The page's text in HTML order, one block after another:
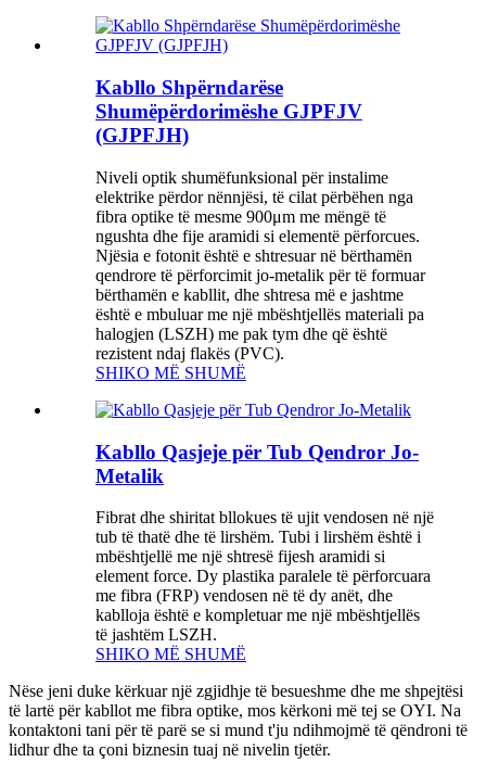
Kabllo Shpërndarëse
Shumëpërdorimëshe GJPFJV
(GJPFJH)
Niveli optik shumëfunksional për instalime
elektrike përdor nënnjësi, të cilat përbëhen nga
fibra optike të mesme 900μm me mëngë të
ngushta dhe fije aramidi si elementë përforcues.
Njësia e fotonit është e shtresuar në bërthamën
qendrore të përforcimit jo-metalik për të formuar
bërthamën e kabllit, dhe shtresa më e jashtme
është e mbuluar me një mbështjellës materiali pa
halogjen (LSZH) me pak tym dhe që është
rezistent ndaj flakës (PVC).
SHIKO MË SHUMË
Kabllo Qasjeje për Tub Qendror Jo-
Metalik
Fibrat dhe shiritat bllokues të ujit vendosen në një
tub të thatë dhe të lirshëm. Tubi i lirshëm është i
mbështjellë me një shtresë fijesh aramidi si
element force. Dy plastika paralele të përforcuara
me fibra (FRP) vendosen në të dy anët, dhe
kablloja është e kompletuar me një mbështjellës
të jashtëm LSZH.
SHIKO MË SHUMË
Nëse jeni duke kërkuar një zgjidhje të besueshme dhe me shpejtësi
të lartë për kabllot me fibra optike, mos kërkoni më tej se OYI. Na
kontaktoni tani për të parë se si mund t'ju ndihmojmë të qëndroni të
lidhur dhe ta çoni biznesin tuaj në nivelin tjetër.